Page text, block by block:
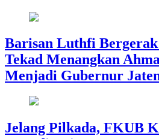
Barisan Luthfi
Tekad Menangkan
Menjadi Gubernur
Jelang Pilkada, FKUB